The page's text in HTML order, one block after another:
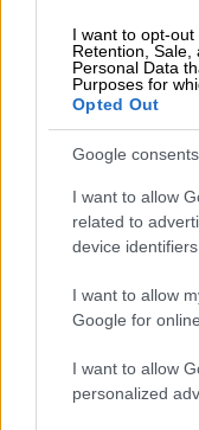
I want to opt-out
Retention, Sale,
Personal Data
Purposes for
Opted Out
Google consents
I want to allow
related to
device identifiers
I want to allow
Google for
I want to allow
personalized
Ο Τέντρος
κατάσταση στο
το τελευταίο
στο οποίο
οι ισραηλινές
σύμφωνα με το
παλαιστινιακού
Το υπουργείο
ισραηλινού
οποίο
– όπου το